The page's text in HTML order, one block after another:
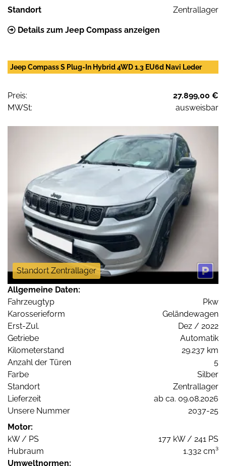
Standort Zentrallager
Details zum Jeep Compass anzeigen
Jeep Compass S Plug-In Hybrid 4WD 1.3 EU6d Navi Leder
Preis:
27.899,00 €
MWSt:
ausweisbar
Standort Zentrallager
Allgemeine Daten:
Fahrzeugtyp
Pkw
Karosserieform
Geländewagen
Erst-Zul.
Dez / 2022
Getriebe
Automatik
Kilometerstand
29.237 km
Anzahl der Türen
5
Farbe
Silber
Standort
Zentrallager
Lieferzeit
ab ca. 09.08.2026
Unsere Nummer
2037-25
Motor:
kW / PS
177 kW / 241 PS
Hubraum
1.332 cm³
Umweltnormen: